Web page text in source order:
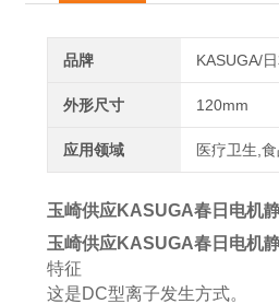
品牌 KASUGA/
外形尺寸 120mm
应用领域 医疗卫生,
玉崎供应KASUGA春日电机
玉崎供应KASUGA春日电机
特征
这是DC型离子发生方式。